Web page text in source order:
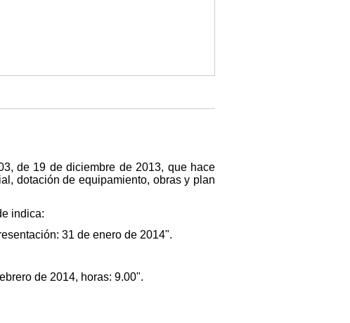
de 19 de diciembre de 2013, que hace
dotación de equipamiento, obras y plan
indica:
31 de enero de 2014".
de 2014, horas: 9.00".